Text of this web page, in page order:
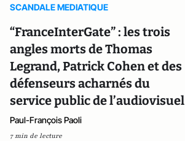
SCANDALE MEDIATIQUE
“FranceInterGate” : les trois
angles morts de Thomas
Legrand, Patrick Cohen et des
défenseurs acharnés du
service public de l’audiovisuel
Paul-François Paoli
7 min de lecture